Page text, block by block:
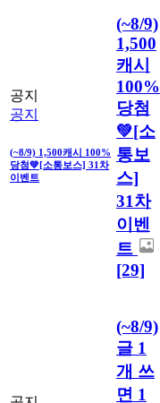
공지
공지
(~8/9) 1,500캐시 100%
당첨💚[소통보스] 31차
이벤트
(~8/9)
1,500
캐시
100%
당첨
💚[소
통보
스]
31차
이벤
트
[29]
(~8/9)
글 1
개 쓰
면 1